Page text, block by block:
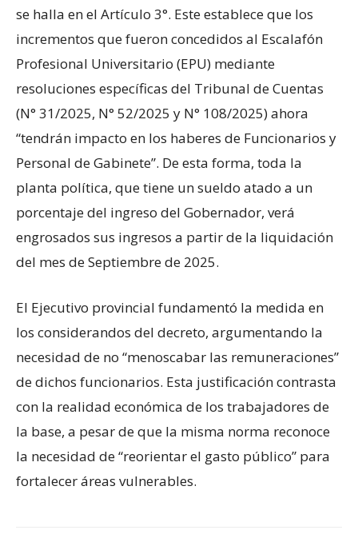
se halla en el Artículo 3°. Este establece que los
incrementos que fueron concedidos al Escalafón
Profesional Universitario (EPU) mediante
resoluciones específicas del Tribunal de Cuentas
(N° 31/2025, N° 52/2025 y N° 108/2025) ahora
“tendrán impacto en los haberes de Funcionarios y
Personal de Gabinete”. De esta forma, toda la
planta política, que tiene un sueldo atado a un
porcentaje del ingreso del Gobernador, verá
engrosados sus ingresos a partir de la liquidación
del mes de Septiembre de 2025.
El Ejecutivo provincial fundamentó la medida en
los considerandos del decreto, argumentando la
necesidad de no “menoscabar las remuneraciones”
de dichos funcionarios. Esta justificación contrasta
con la realidad económica de los trabajadores de
la base, a pesar de que la misma norma reconoce
la necesidad de “reorientar el gasto público” para
fortalecer áreas vulnerables.